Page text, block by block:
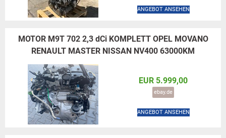
ANGEBOT ANSEHEN
MOTOR M9T 702 2,3 dCi KOMPLETT OPEL MOVANO
RENAULT MASTER NISSAN NV400 63000KM
EUR 5.999,00
ebay.de
ANGEBOT ANSEHEN